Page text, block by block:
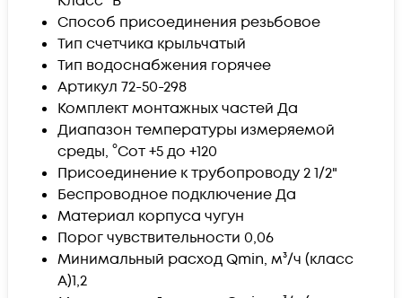
Способ присоединения резьбовое
Тип счетчика крыльчатый
Тип водоснабжения горячее
Артикул 72-50-298
Комплект монтажных частей Да
Диапазон температуры измеряемой
среды, °Сот +5 до +120
Присоединение к трубопроводу2 1/2"
Беспроводное подключение Да
Материал корпуса чугун
Порог чувствительности 0,06
Минимальный расход Qmin, м³/ч (класс
А)1,2